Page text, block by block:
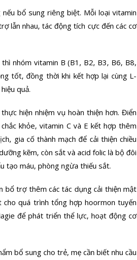
bổ sung riêng biệt. Mỗi loại vitamin
lẫn nhau, tác động tích cực đến các cơ
nhóm vitamin B (B1, B2, B3, B6, B8,
tốt, đồng thời khi kết hợp lại cùng L-
quả.
hiện nhiệm vụ hoàn thiện hơn. Điển
khỏe, vitamin C và E kết hợp thêm
gia cố thành mạch để cải thiện chiều
kẽm, còn sắt và acid folic là bộ đôi
tạo máu, phòng ngừa thiếu sắt.
bổ trợ thêm các tác dụng cải thiện mật
quá trình tổng hợp hoormon tuyến
để phát triển thể lực, hoạt động cơ
bổ sung cho trẻ, mẹ cần biết nhu cầu